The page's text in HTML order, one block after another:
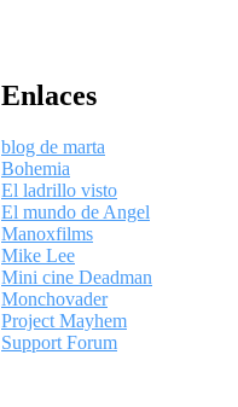
Enlaces
blog de marta
Bohemia
El ladrillo visto
El mundo de Angel
Manoxfilms
Mike Lee
Mini cine Deadman
Monchovader
Project Mayhem
Support Forum